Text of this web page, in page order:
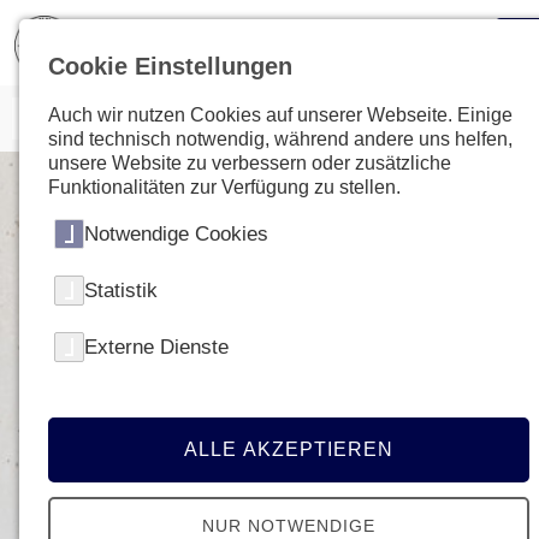
Cookie Einstellungen
Auch wir nutzen Cookies auf unserer Webseite. Einige
sind technisch notwendig, während andere uns helfen,
unsere Website zu verbessern oder zusätzliche
Funktionalitäten zur Verfügung zu stellen.
Notwendige Cookies
Statistik
Externe Dienste
ALLE AKZEPTIEREN
NUR NOTWENDIGE